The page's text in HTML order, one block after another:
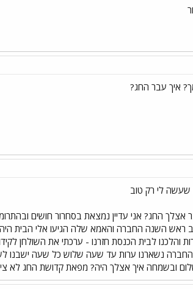
איך עבר החג?
שעשה לי רק טוב
החג? אני עדיין נמצאת בסחרור חושים
ראש השנה החברה והאמא שלה הגיעו אלי הבית
והלכנו לבית הכנסת חזרנו - ערכתי את השולחן
והחברה נשארנו ערות עד שעה שלוש כל שעה ישבנו
ובשמחה איך אצלך היה? מפאת קדושת החג לא